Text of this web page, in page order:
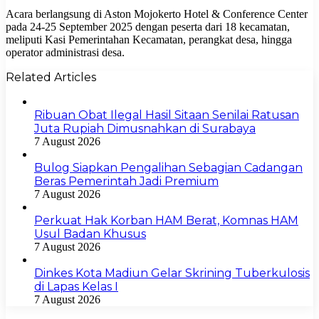
Acara berlangsung di Aston Mojokerto Hotel & Conference Center
pada 24-25 September 2025 dengan peserta dari 18 kecamatan,
meliputi Kasi Pemerintahan Kecamatan, perangkat desa, hingga
operator administrasi desa.
Related Articles
Ribuan Obat Ilegal Hasil Sitaan Senilai Ratusan
Juta Rupiah Dimusnahkan di Surabaya
7 August 2026
Bulog Siapkan Pengalihan Sebagian Cadangan
Beras Pemerintah Jadi Premium
7 August 2026
Perkuat Hak Korban HAM Berat, Komnas HAM
Usul Badan Khusus
7 August 2026
Dinkes Kota Madiun Gelar Skrining Tuberkulosis
di Lapas Kelas I
7 August 2026